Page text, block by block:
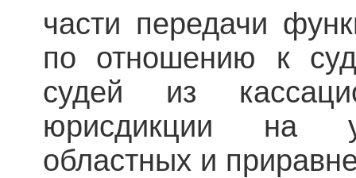
части передачи
по отношению к
судей из
юрисдикции на
областных и